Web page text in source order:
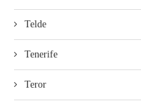
Telde
Tenerife
Teror